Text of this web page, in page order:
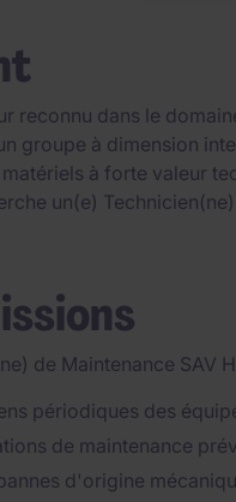
reconnu dans le
groupe à dimension
à forte valeur
un(e)
de Maintenance SAV
périodiques des
de maintenance
d'origine